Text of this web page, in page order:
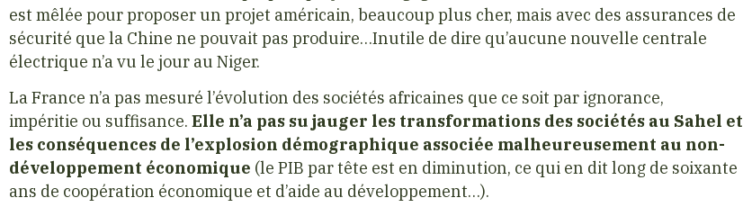
est mêlée pour proposer un projet américain, beaucoup plus cher, mais avec des assurances de
sécurité que la Chine ne pouvait pas produire…Inutile de dire qu’aucune nouvelle centrale
électrique n’a vu le jour au Niger.
La France n’a pas mesuré l’évolution des sociétés africaines que ce soit par ignorance,
impéritie ou suffisance. Elle n’a pas su jauger les transformations des sociétés au Sahel et
les conséquences de l’explosion démographique associée malheureusement au non-
développement économique (le PIB par tête est en diminution, ce qui en dit long de soixante
ans de coopération économique et d’aide au développement…).